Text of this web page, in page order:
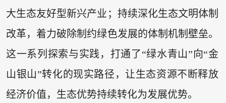
大生态友好型新兴产业；持续深化生态文明体制
改革，着力破除制约绿色发展的体制机制壁垒。
这一系列探索与实践，打通了“绿水青山”向“金
山银山”转化的现实路径，让生态资源不断释放
经济价值，生态优势持续转化为发展优势。